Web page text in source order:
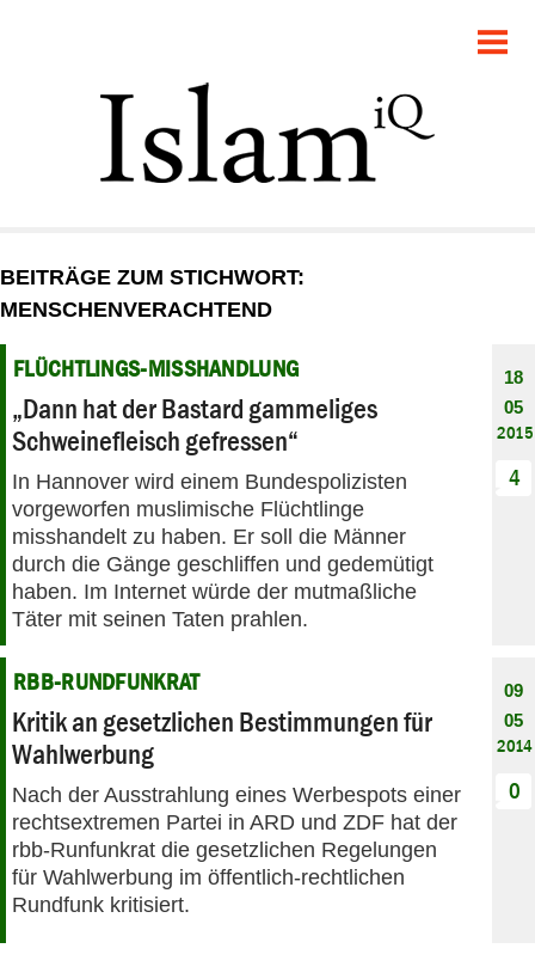
GESELLSCHAFT
STARTSEITE
DEBATTE
PANORAMA
BEITRÄGE ZUM STICHWORT:
MENSCHENVERACHTEND
FLÜCHTLINGS-MISSHANDLUNG
„Dann hat der Bastard gammeliges
Schweinefleisch gefressen“
In Hannover wird einem Bundespolizisten
vorgeworfen muslimische Flüchtlinge
misshandelt zu haben. Er soll die Männer
durch die Gänge geschliffen und gedemütigt
haben. Im Internet würde der mutmaßliche
Täter mit seinen Taten prahlen.
18
05
2015
4
RBB-RUNDFUNKRAT
Kritik an gesetzlichen Bestimmungen für
Wahlwerbung
Nach der Ausstrahlung eines Werbespots einer
rechtsextremen Partei in ARD und ZDF hat der
rbb-Runfunkrat die gesetzlichen Regelungen
für Wahlwerbung im öffentlich-rechtlichen
Rundfunk kritisiert.
09
05
2014
0